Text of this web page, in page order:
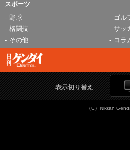
スポーツ
野球
ゴル
格闘技
サッ
その他
コラ
表示切り替え
（C）Nikkan